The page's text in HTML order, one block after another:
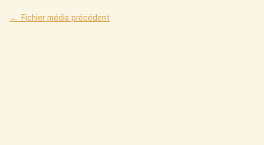
← Fichier média précédent